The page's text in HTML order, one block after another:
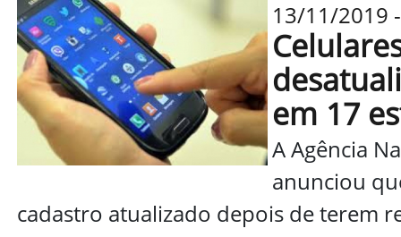
13/11/2019
em 17
A Agência
anunciou
cadastro atualizado depois de terem